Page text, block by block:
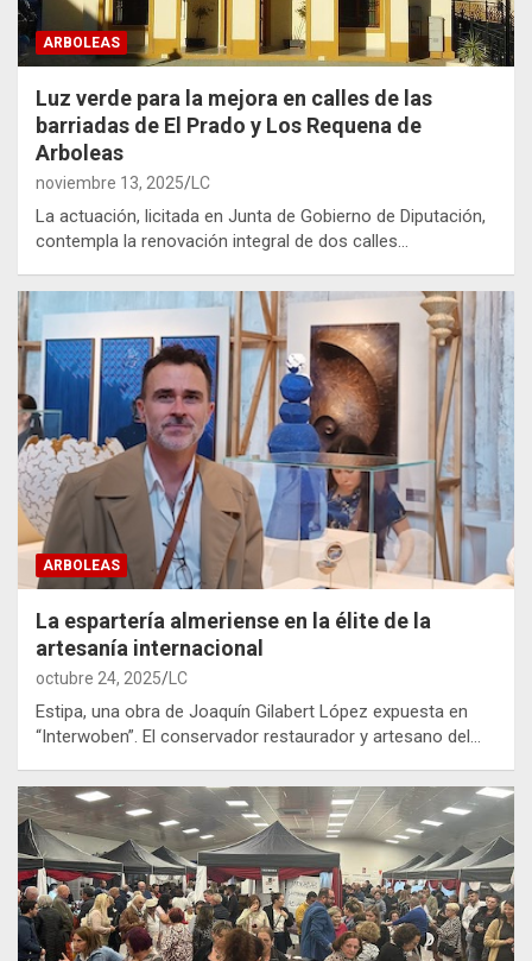
ARBOLEAS
Luz verde para la mejora en calles de las
barriadas de El Prado y Los Requena de
Arboleas
noviembre 13, 2025 LC
La actuación, licitada en Junta de Gobierno de Diputación,
contempla la renovación integral de dos calles…
ARBOLEAS
La espartería almeriense en la élite de la
artesanía internacional
octubre 24, 2025 LC
Estipa, una obra de Joaquín Gilabert López expuesta en
“Interwoben”. El conservador restaurador y artesano del…